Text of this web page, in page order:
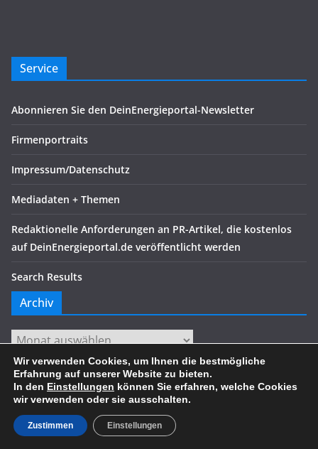
Service
Abonnieren Sie den DeinEnergieportal-Newsletter
Firmenportraits
Impressum/Datenschutz
Mediadaten + Themen
Redaktionelle Anforderungen an PR-Artikel, die kostenlos
auf DeinEnergieportal.de veröffentlicht werden
Search Results
Archiv
Archiv
Copyright © 2026. Alle Rechte vorbehalten.
Theme:ColorMagvon ThemeGrill. Präsentiert von
Wir verwenden Cookies, um Ihnen die bestmögliche
Erfahrung auf unserer Website zu bieten.
In den Einstellungen können Sie erfahren, welche Cookies
wir verwenden oder sie ausschalten.
Zustimmen Einstellungen